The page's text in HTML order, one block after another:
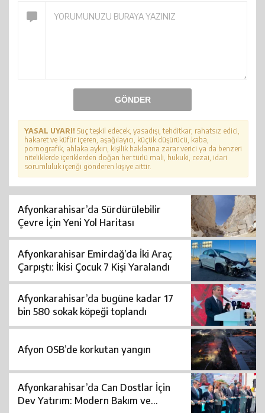
GÖNDER
YASAL UYARI! Suç teşkil edecek, yasadışı, tehditkar, rahatsız edici,
hakaret ve küfür içeren, aşağılayıcı, küçük düşürücü, kaba,
pornografik, ahlaka aykırı, kişilik haklarına zarar verici ya da benzeri
niteliklerde içeriklerden doğan her türlü mali, hukuki, cezai, idari
sorumluluk içeriği gönderen kişiye aittir.
Afyonkarahisar’da Sürdürülebilir
Çevre İçin Yeni Yol Haritası
Afyonkarahisar Emirdağ’da İki Araç
Çarpıştı: İkisi Çocuk 7 Kişi Yaralandı
Afyonkarahisar’da bugüne kadar 17
bin 580 sokak köpeği toplandı
Afyon OSB’de korkutan yangın
Afyonkarahisar’da Can Dostlar İçin
Dev Yatırım: Modern Bakım ve